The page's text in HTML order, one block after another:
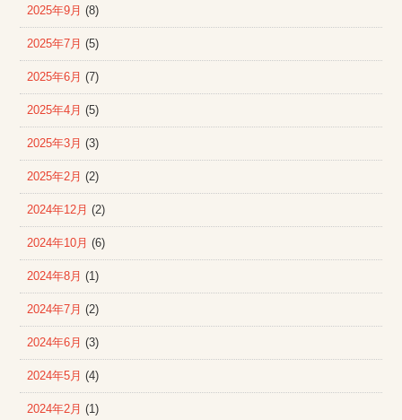
2025年9月 (8)
2025年7月 (5)
2025年6月 (7)
2025年4月 (5)
2025年3月 (3)
2025年2月 (2)
2024年12月 (2)
2024年10月 (6)
2024年8月 (1)
2024年7月 (2)
2024年6月 (3)
2024年5月 (4)
2024年2月 (1)